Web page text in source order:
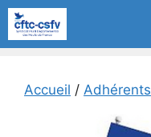
Aller
au
contenu
Accueil / Adhérents